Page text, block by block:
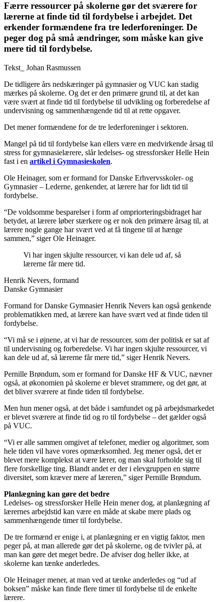
Færre ressourcer på skolerne gør det sværere for
lærerne at finde tid til fordybelse i arbejdet. Det
erkender formændene fra tre lederforeninger. De
peger dog på små ændringer, som måske kan give
mere tid til fordybelse.
Tekst_ Johan Rasmussen
De tidligere års nedskæringer på gymnasier og VUC kan stadig
mærkes på skolerne. Og det er den primære grund til, at det kan
være svært at finde tid til fordybelse til udvikling og forberedelse af
undervisning og sammenhængende tid til at rette opgaver.
Det mener formændene for de tre lederforeninger i sektoren.
Mangel på tid til fordybelse kan ellers være en medvirkende årsag til
stress for gymnasielærere, slår ledelses- og stressforsker Helle Hein
fast i en artikel i Gymnasieskolen.
Ole Heinager, som er formand for Danske Erhvervsskoler- og
Gymnasier – Lederne, genkender, at lærere har for lidt tid til
fordybelse.
“De voldsomme besparelser i form af ompriorteringsbidraget har
betydet, at lærere løber stærkere og er nok den primære årsag til, at
lærere nogle gange har svært ved at få tingene til at hænge
sammen,” siger Ole Heinager.
Vi har ingen skjulte ressourcer, vi kan dele ud af, så
lærerne får mere tid.
Henrik Nevers, formand
Danske Gymnasier
Formand for Danske Gymnasier Henrik Nevers kan også genkende
problematikken med, at lærere kan have svært ved at finde tiden til
fordybelse.
“Vi må se i øjnene, at vi har de ressourcer, som der politisk er sat af
til undervisning og forberedelse. Vi har ingen skjulte ressourcer, vi
kan dele ud af, så lærerne får mere tid,” siger Henrik Nevers.
Pernille Brøndum, som er formand for Danske HF & VUC, nævner
også, at økonomien på skolerne er blevet strammere, og det gør, at
det bliver sværere at finde tiden til fordybelse.
Men hun mener også, at det både i samfundet og på arbejdsmarkedet
er blevet sværere at finde tid og ro til fordybelse – det gælder også
på VUC.
“Vi er alle sammen omgivet af telefoner, medier og algoritmer, som
hele tiden vil have vores opmærksomhed. Jeg mener også, det er
blevet mere komplekst at være lærer, og man skal forholde sig til
flere forskellige ting. Blandt andet er der i elevgruppen en større
diversitet, som kræver mere af læreren,” siger Pernille Brøndum.
Planlægning kan gøre det bedre
Ledelses- og stressforsker Helle Hein mener dog, at planlægning af
lærernes arbejdstid kan være en måde at skabe mere plads og
sammenhængende timer til fordybelse.
De tre formænd er enige i, at planlægning er en vigtig faktor, men
peger på, at man allerede gør det på skolerne, og de tvivler på, at
man kan gøre det meget bedre. De afviser dog heller ikke, at
skolerne kan tænke anderledes.
Ole Heinager mener, at man ved at tænke anderledes og “ud af
boksen” måske kan finde flere timer til fordybelse til de enkelte
lærere.